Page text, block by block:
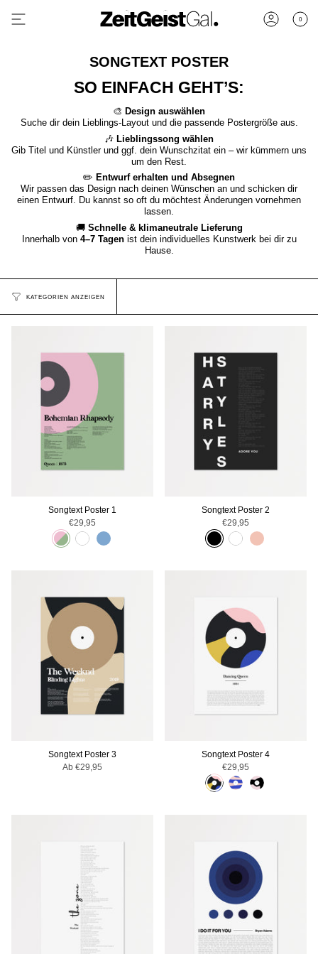
Inhalt
springen
Konto
0
SONGTEXT POSTER
SO EINFACH GEHT’S:
🎨 Design auswählen
Suche dir dein Lieblings-Layout und die passende Postergröße aus.
🎶 Lieblingssong wählen
Gib Titel und Künstler und ggf. dein Wunschzitat ein – wir kümmern uns
um den Rest.
✏️ Entwurf erhalten und Absegnen
Wir passen das Design nach deinen Wünschen an und schicken dir
einen Entwurf. Du kannst so oft du möchtest Änderungen vornehmen
lassen.
🚚 Schnelle & klimaneutrale Lieferung
Innerhalb von 4–7 Tagenist dein individuelles Kunstwerk bei dir zu
Hause.
KATEGORIEN ANZEIGEN
Songtext Poster 1
€29,95
Songtext Poster 2
€29,95
Songtext Poster 3
Ab €29,95
Songtext Poster 4
€29,95